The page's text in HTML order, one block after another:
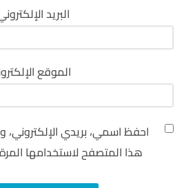
البريد
الموقع
احفظ اسمي، بريدي الإلكتروني،
هذا المتصفح لاستخدامها